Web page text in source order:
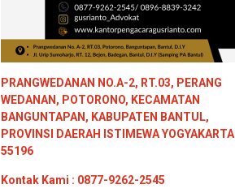
PRANGWEDANAN NO.A-2, RT.03, PERANG
WEDANAN, POTORONO, KECAMATAN
BANGUNTAPAN, KABUPATEN BANTUL,
PROVINSI DAERAH ISTIMEWA YOGYAKARTA
55196
Kontak Kami : 0877-9262-2545